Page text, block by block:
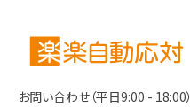
お問い合わせ（平日9:00 - 18:00）